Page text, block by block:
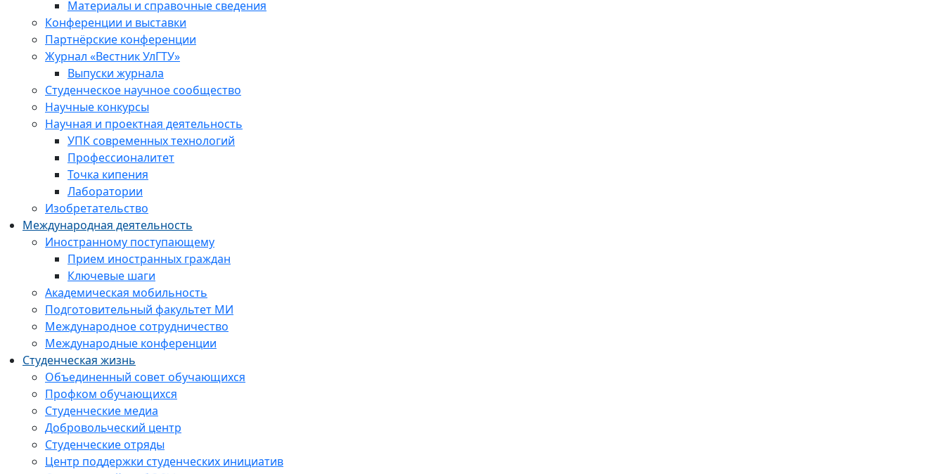
Материалы и справочные сведения
Конференции и выставки
Партнёрские конференции
Журнал «Вестник УлГТУ»
Выпуски журнала
Студенческое научное сообщество
Научные конкурсы
Научная и проектная деятельность
УПК современных технологий
Профессионалитет
Точка кипения
Лаборатории
Изобретательство
Международная деятельность
Иностранному поступающему
Прием иностранных граждан
Ключевые шаги
Академическая мобильность
Подготовительный факультет МИ
Международное сотрудничество
Международные конференции
Студенческая жизнь
Объединенный совет обучающихся
Профком обучающихся
Студенческие медиа
Добровольческий центр
Студенческие отряды
Центр поддержки студенческих инициатив